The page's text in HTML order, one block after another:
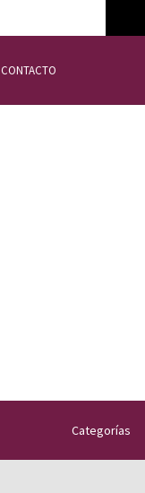
CONTACTO
Categorías